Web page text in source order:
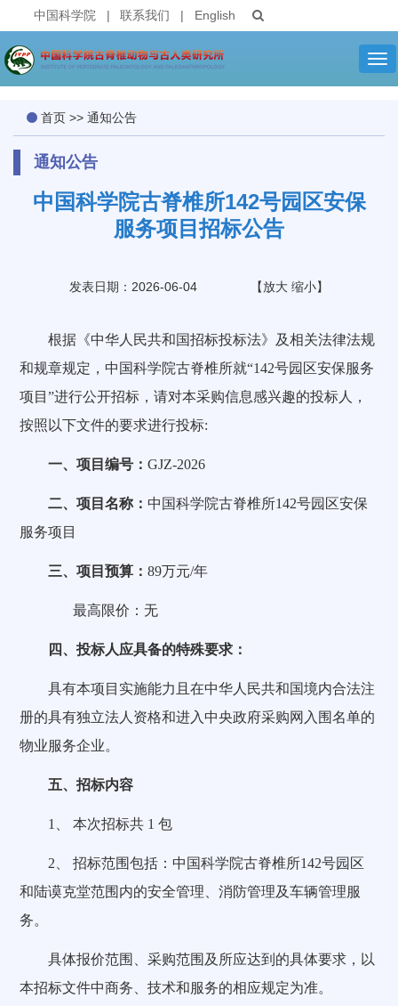
中国科学院 | 联系我们 | English
首页 >> 通知公告
通知公告
中国科学院古脊椎所142号园区安保
服务项目招标公告
发表日期：2026-06-04 【放大 缩小】
根据《中华人民共和国招标投标法》及相关法律法规
和规章规定，中国科学院古脊椎所就“142号园区安保服务
项目”进行公开招标，请对本采购信息感兴趣的投标人，
按照以下文件的要求进行投标:
一、项目编号：GJZ-2026
二、项目名称： 中国科学院古脊椎所142号园区安保
服务项目
三、项目预算：89万元/年
最高限价：无
四、投标人应具备的特殊要求：
具有本项目实施能力且在中华人民共和国境内合法注
册的具有独立法人资格和进入中央政府采购网入围名单的
物业服务企业。
五、招标内容
1、 本次招标共 1 包
2、 招标范围包括：中国科学院古脊椎所142号园区
和陆谟克堂范围内的安全管理、消防管理及车辆管理服
务。
具体报价范围、采购范围及所应达到的具体要求，以
本招标文件中商务、技术和服务的相应规定为准。